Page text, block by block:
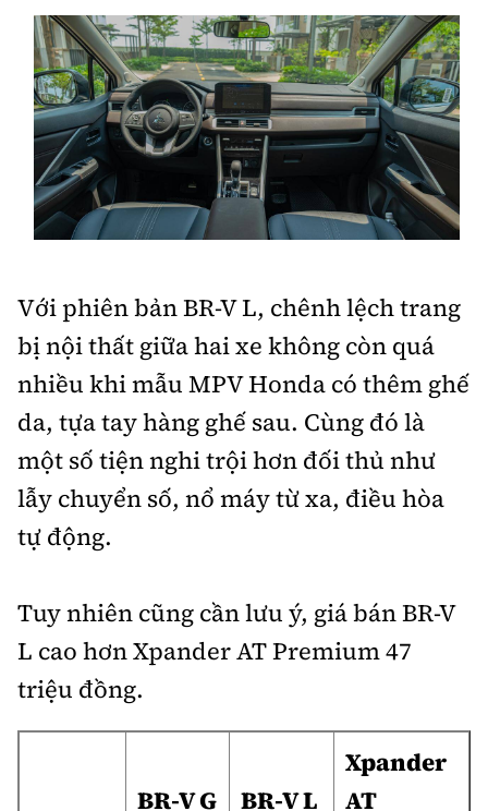
Với phiên bản BR-V L, chênh lệch trang
bị nội thất giữa hai xe không còn quá
nhiều khi mẫu MPV Honda có thêm ghế
da, tựa tay hàng ghế sau. Cùng đó là
một số tiện nghi trội hơn đối thủ như
lẫy chuyển số, nổ máy từ xa, điều hòa
tự động.
Tuy nhiên cũng cần lưu ý, giá bán BR-V
L cao hơn Xpander AT Premium 47
triệu đồng.
BR-V G BR-V L
Xpander
AT